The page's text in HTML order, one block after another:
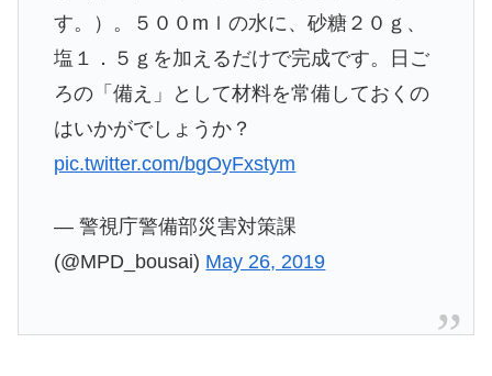
す。）。５００mｌの水に、砂糖２０ｇ、
塩１．５ｇを加えるだけで完成です。日ご
ろの「備え」として材料を常備しておくの
はいかがでしょうか？
pic.twitter.com/bgOyFxstym
— 警視庁警備部災害対策課
(@MPD_bousai) May 26, 2019